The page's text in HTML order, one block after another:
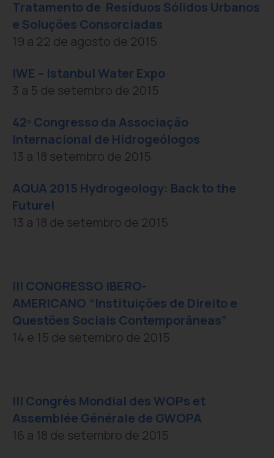
Tratamento de Resíduos Sólidos Urbanos
e Soluções Consorciadas
19 a 22 de agosto de 2015
IWE – Istanbul Water Expo
3 a 5 de setembro de 2015
42º Congresso da Associação
Internacional de Hidrogeólogos
13 a 18 setembro de 2015
AQUA 2015 Hydrogeology: Back to the
Future!
13 a 18 de setembro de 2015
III CONGRESSO IBERO-
AMERICANO “Instituições de Direito e
Questões Sociais Contemporâneas”
14 e 15 de setembro de 2015
III Congrès Mondial des WOPs et
Assemblée Générale de GWOPA
16 a 18 de setembro de 2015